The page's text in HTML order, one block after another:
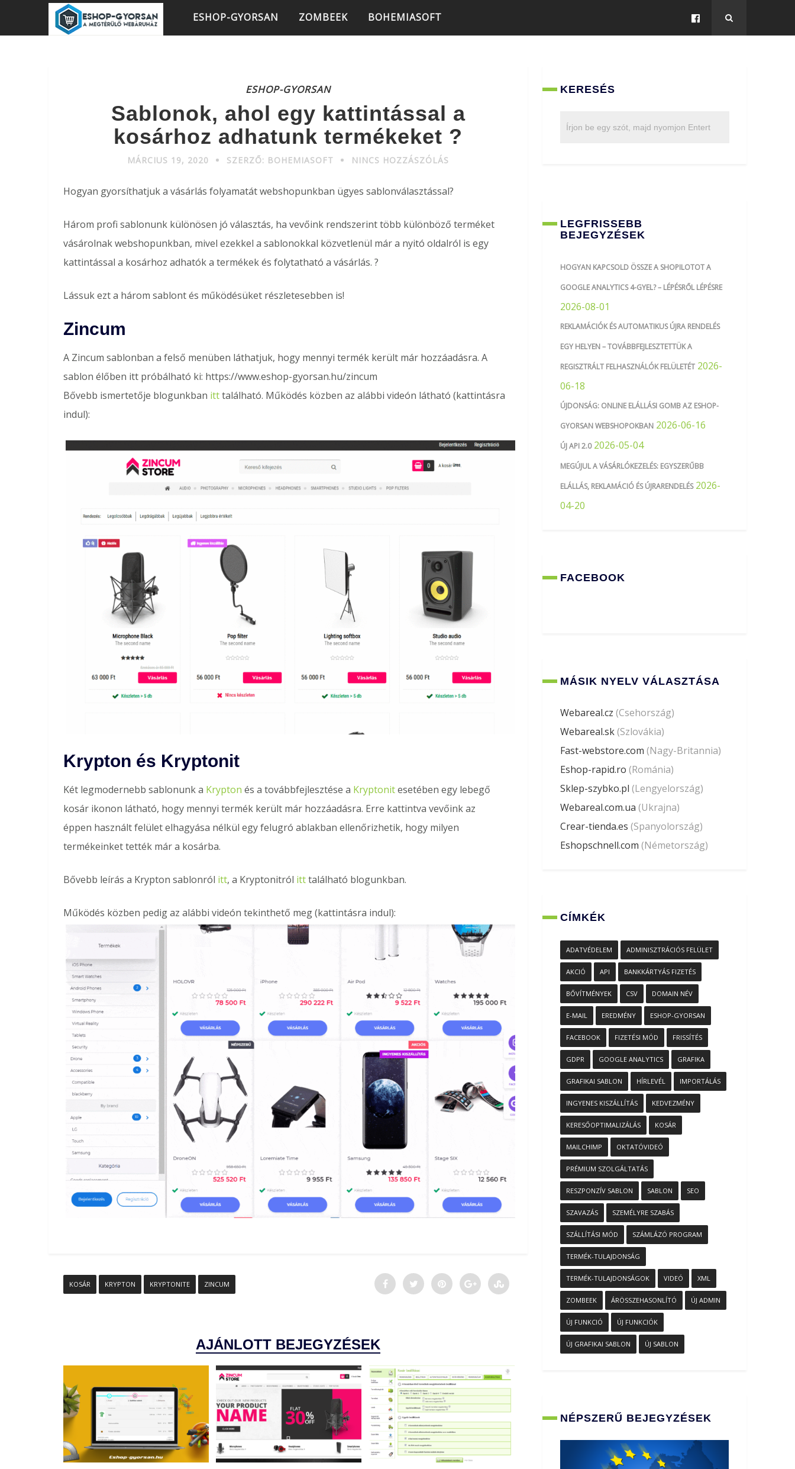
ESHOP-GYORSAN ZOMBEEK BOHEMIASOFT
ESHOP-GYORSAN
Sablonok, ahol egy kattintással a
kosárhoz adhatunk termékeket ?
MÁRCIUS 19, 2020 SZERZŐ: BOHEMIASOFT NINCS HOZZÁSZÓLÁS
Hogyan gyorsíthatjuk a vásárlás folyamatát webshopunkban ügyes sablonválasztással?
Három profi sablonunk különösen jó választás, ha vevőink rendszerint több különböző terméket
vásárolnak webshopunkban, mivel ezekkel a sablonokkal közvetlenül már a nyitó oldalról is egy
kattintással a kosárhoz adhatók a termékek és folytatható a vásárlás. ?
Lássuk ezt a három sablont és működésüket részletesebben is!
Zincum
A Zincum sablonban a felső menüben láthatjuk, hogy mennyi termék került már hozzáadásra. A
sablon élőben itt próbálható ki: https://www.eshop-gyorsan.hu/zincum
Bővebb ismertetője blogunkban itttalálható. Működés közben az alábbi videón látható (kattintásra
indul):
Krypton és Kryptonit
Két legmodernebb sablonunk a Krypton és a továbbfejlesztése a Kryptonitesetében egy lebegő
kosár ikonon látható, hogy mennyi termék került már hozzáadásra. Erre kattintva vevőink az
éppen használt felület elhagyása nélkül egy felugró ablakban ellenőrizhetik, hogy milyen
termékeinket tették már a kosárba.
Bővebb leírás a Krypton sablonról itt, a Kryptonitról itttalálható blogunkban.
Működés közben pedig az alábbi videón tekinthető meg (kattintásra indul):
KOSÁR KRYPTON KRYPTONITE ZINCUM
AJÁNLOTT BEJEGYZÉSEK
KERESÉS
LEGFRISSEBB
BEJEGYZÉSEK
HOGYAN KAPCSOLD ÖSSZE A SHOPILOTOT A
GOOGLE ANALYTICS 4-GYEL? – LÉPÉSRŐL LÉPÉSRE
2026-08-01
REKLAMÁCIÓK ÉS AUTOMATIKUS ÚJRA RENDELÉS
EGY HELYEN – TOVÁBBFEJLESZTETTÜK A
REGISZTRÁLT FELHASZNÁLÓK FELÜLETÉT 2026-
06-18
ÚJDONSÁG: ONLINE ELÁLLÁSI GOMB AZ ESHOP-
GYORSAN WEBSHOPOKBAN 2026-06-16
ÚJ API 2.0 2026-05-04
MEGÚJUL A VÁSÁRLÓKEZELÉS: EGYSZERŰBB
ELÁLLÁS, REKLAMÁCIÓ ÉS ÚJRARENDELÉS 2026-
04-20
FACEBOOK
MÁSIK NYELV VÁLASZTÁSA
Webareal.cz (Csehország)
Webareal.sk(Szlovákia)
Fast-webstore.com (Nagy-Britannia)
Eshop-rapid.ro (Románia)
Sklep-szybko.pl (Lengyelország)
Webareal.com.ua (Ukrajna)
Crear-tienda.es (Spanyolország)
Eshopschnell.com (Németország)
CÍMKÉK
ADATVÉDELEM ADMINISZTRÁCIÓS FELÜLET
AKCIÓ API BANKKÁRTYÁS FIZETÉS
BŐVÍTMÉNYEK CSV DOMAIN NÉV
E-MAIL EREDMÉNY ESHOP-GYORSAN
FACEBOOK FIZETÉSI MÓD FRISSÍTÉS
GDPR GOOGLE ANALYTICS GRAFIKA
GRAFIKAI SABLON HÍRLEVÉL IMPORTÁLÁS
INGYENES KISZÁLLÍTÁS KEDVEZMÉNY
KERESŐOPTIMALIZÁLÁS KOSÁR
MAILCHIMP OKTATÓVIDEÓ
PRÉMIUM SZOLGÁLTATÁS
RESZPONZÍV SABLON SABLON SEO
SZAVAZÁS SZEMÉLYRE SZABÁS
SZÁLLÍTÁSI MÓD SZÁMLÁZÓ PROGRAM
TERMÉK-TULAJDONSÁG
TERMÉK-TULAJDONSÁGOK VIDEÓ XML
ZOMBEEK ÁRÖSSZEHASONLÍTÓ ÚJ ADMIN
ÚJ FUNKCIÓ ÚJ FUNKCIÓK
ÚJ GRAFIKAI SABLON ÚJ SABLON
NÉPSZERŰ BEJEGYZÉSEK